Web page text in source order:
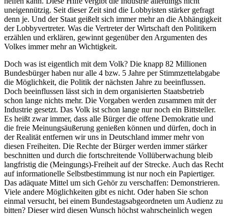
uneigennützig. Seit dieser Zeit sind die Lobbyisten stärker gefragt
denn je. Und der Staat geißelt sich immer mehr an die Abhängigkeit
der Lobbyvertreter. Was die Vertreter der Wirtschaft den Politikern
erzählen und erklären, gewinnt gegenüber den Argumenten des
Volkes immer mehr an Wichtigkeit.
Doch was ist eigentlich mit dem Volk? Die knapp 82 Millionen
Bundesbürger haben nur alle 4 bzw. 5 Jahre per Stimmzettelabgabe
die Möglichkeit, die Politik der nächsten Jahre zu beeinflussen.
Doch beeinflussen lässt sich in dem organisierten Staatsbetrieb
schon lange nichts mehr. Die Vorgaben werden zusammen mit der
Industrie gesetzt. Das Volk ist schon lange nur noch ein Bittsteller.
Es heißt zwar immer, dass alle Bürger die offene Demokratie und
die freie Meinungsäußerung genießen können und dürfen, doch in
der Realität entfernen wir uns in Deutschland immer mehr von
diesen Freiheiten. Die Rechte der Bürger werden immer stärker
beschnitten und durch die fortschreitende Vollüberwachung bleib
langfristig die (Meingungs)-Freiheit auf der Strecke. Auch das Recht
auf informationelle Selbstbestimmung ist nur noch ein Papiertiger.
Das adäquate Mittel um sich Gehör zu verschaffen: Demonstrieren.
Viele andere Möglichkeiten gibt es nicht. Oder haben Sie schon
einmal versucht, bei einem Bundestagsabgeordneten um Audienz zu
bitten? Dieser wird diesen Wunsch höchst wahrscheinlich wegen